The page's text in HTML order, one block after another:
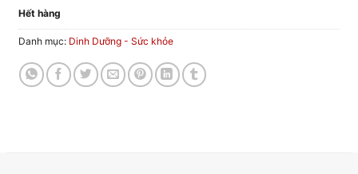
Hết hàng
Danh mục: Dinh Dưỡng - Sức khỏe